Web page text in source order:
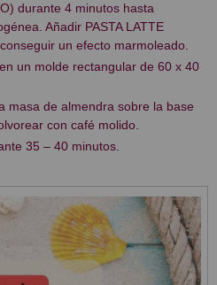
durante 4 minutos hasta
Añadir PASTA LATTE
un efecto marmoleado.
un molde rectangular de 60 x 40
masa de almendra sobre la base
con café molido.
35 – 40 minutos.